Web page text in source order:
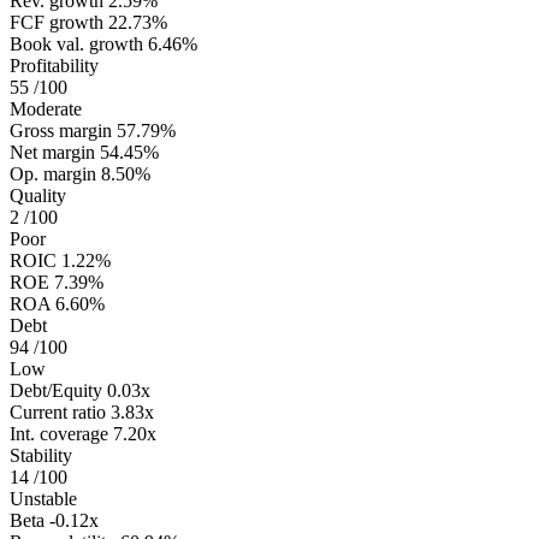
FCF growth 22.73%
Book val. growth 6.46%
Profitability
55 /100
Moderate
Gross margin 57.79%
Net margin 54.45%
Op. margin 8.50%
Quality
2 /100
Poor
ROIC 1.22%
ROE 7.39%
ROA 6.60%
Debt
94 /100
Low
Debt/Equity 0.03x
Current ratio 3.83x
Int. coverage 7.20x
Stability
14 /100
Unstable
Beta -0.12x